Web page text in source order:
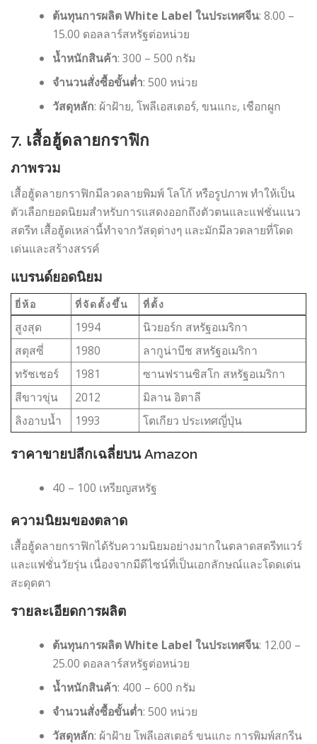
ต้นทุนการผลิต White Label ในประเทศจีน: 8.00 –
15.00 ดอลลาร์สหรัฐต่อหน่วย
น้ำหนักสินค้า: 300 – 500 กรัม
จำนวนสั่งซื้อขั้นต่ำ: 500 หน่วย
วัสดุหลัก: ผ้าฝ้าย, โพลีเอสเตอร์, ขนแกะ, เชือกผูก
7. เสื้อฮู้ดลายกราฟิก
ภาพรวม
เสื้อฮู้ดลายกราฟิกมีลวดลายพิมพ์ โลโก้ หรือรูปภาพ ทำให้เป็น
ตัวเลือกยอดนิยมสำหรับการแสดงออกถึงตัวตนและแฟชั่นแนว
สตรีท เสื้อฮู้ดเหล่านี้ทำจากวัสดุต่างๆ และมักมีลวดลายที่โดด
เด่นและสร้างสรรค์
แบรนด์ยอดนิยม
ยี่ห้อ ที่จัดตั้งขึ้น ที่ตั้ง
สูงสุด 1994
นิวยอร์ก สหรัฐอเมริกา
สตุสซี่
1980
ลากูน่าบีช สหรัฐอเมริกา
ทรัชเชอร์
1981
ซานฟรานซิสโก สหรัฐอเมริกา
สีขาวขุ่น
2012
มิลาน อิตาลี
ลิงอาบน้ำ
1993 โตเกียว ประเทศญี่ปุ่น
ราคาขายปลีกเฉลี่ยบน Amazon
40 – 100 เหรียญสหรัฐ
ความนิยมของตลาด
เสื้อฮู้ดลายกราฟิกได้รับความนิยมอย่างมากในตลาดสตรีทแวร์
และแฟชั่นวัยรุ่น เนื่องจากมีดีไซน์ที่เป็นเอกลักษณ์และโดดเด่น
สะดุดตา
รายละเอียดการผลิต
ต้นทุนการผลิต White Label ในประเทศจีน: 12.00 –
25.00 ดอลลาร์สหรัฐต่อหน่วย
น้ำหนักสินค้า: 400 – 600 กรัม
จำนวนสั่งซื้อขั้นต่ำ: 500 หน่วย
วัสดุหลัก: ผ้าฝ้าย โพลีเอสเตอร์ ขนแกะ การพิมพ์สกรีน